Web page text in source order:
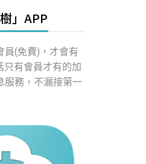
」APP
員(免費)，才會有
有會員才有的加
服務，不漏接第一